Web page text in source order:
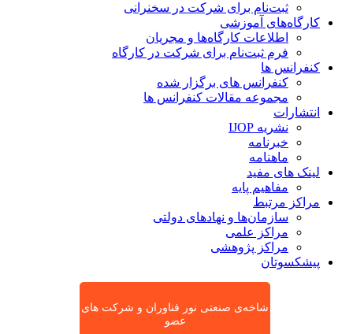
ثبت‌نام برای شرکت در سخنرانی
کارگاه‌های آموزشی
اطلاعات کارگاه‌ها و مجریان
فرم ثبت‌نام برای شرکت در کارگاه
کنفرانس ها
کنفرانس های برگزار شده
مجموعه مقالات کنفرانس ها
انتشارات
نشریه IJOP
خبرنامه
ماهنامه
لینک های مفید
مفاهیم پایه
مراکز مرتبط
سازمان‌ها و نهادهای دولتی
مراکز علمی
مراکز پژوهشی
پیشکسوتان
شاخه‌ی صنعتی نور فناوران و شرکت های
عضو